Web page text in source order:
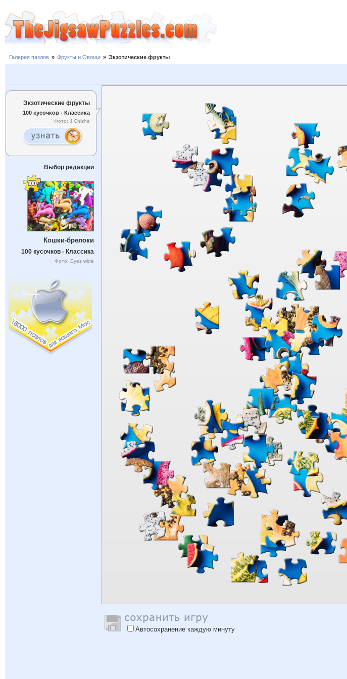
Галерея пазлов » Фрукты и Овощи » Экзотические фрукты
Экзотические фрукты
100 кусочков - Классика
Фото: J.Chizhe
Выбор редакции
Кошки-брелоки
100 кусочков - Классика
Фото: Eyes wide
Автосохранение каждую минуту